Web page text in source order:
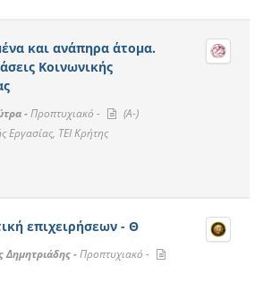
και ανάπηρα άτομα.
Κοινωνικής
-Προπτυχιακό -
(A-)
Εργασίας, ΤΕΙ Κρήτης
επιχειρήσεων - Θ
Δημητριάδης -Προπτυχιακό -